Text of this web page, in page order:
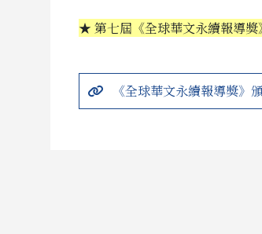
★ 第七屆《全球華文永續報導獎
《全球華文永續報導獎》